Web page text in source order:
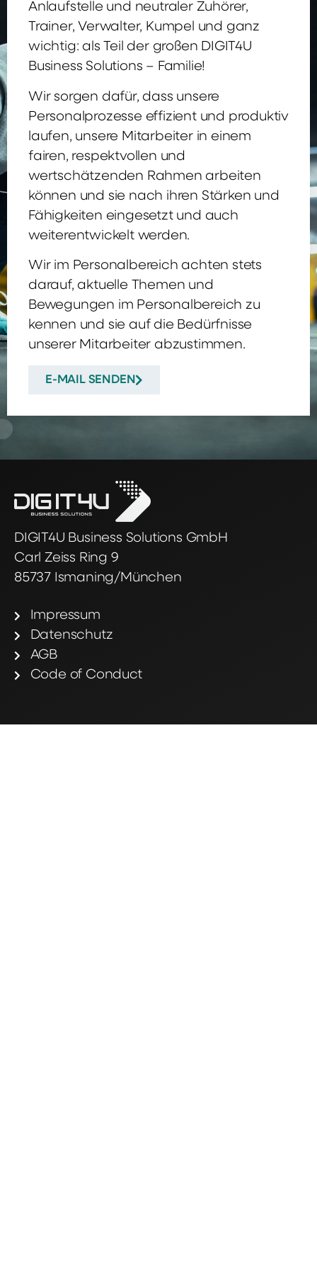
Anlaufstelle und neutraler Zuhörer,
Trainer, Verwalter, Kumpel und ganz
wichtig: als Teil der großen DIGIT4U
Business Solutions – Familie!
Wir sorgen dafür, dass unsere
Personalprozesse effizient und produktiv
laufen, unsere Mitarbeiter in einem
fairen, respektvollen und
wertschätzenden Rahmen arbeiten
können und sie nach ihren Stärken und
Fähigkeiten eingesetzt und auch
weiterentwickelt werden.
Wir im Personalbereich achten stets
darauf, aktuelle Themen und
Bewegungen im Personalbereich zu
kennen und sie auf die Bedürfnisse
unserer Mitarbeiter abzustimmen.
E-MAIL SENDEN
DIGIT4U Business Solutions GmbH
Carl Zeiss Ring 9
85737 Ismaning/München
Impressum
Datenschutz
AGB
Code of Conduct